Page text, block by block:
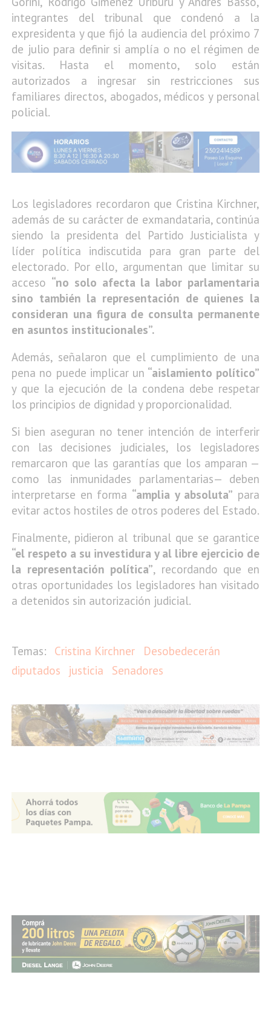
integrantes del tribunal que condenó a la
expresidenta y que fijó la audiencia del próximo 7
de julio para definir si amplía o no el régimen de
visitas. Hasta el momento, solo están
autorizados a ingresar sin restricciones sus
familiares directos, abogados, médicos y personal
policial.
Los legisladores recordaron que Cristina Kirchner,
además de su carácter de exmandataria, continúa
siendo la presidenta del Partido Justicialista y
líder política indiscutida para gran parte del
electorado. Por ello, argumentan que limitar su
acceso “no solo afecta la labor parlamentaria
sino también la representación de quienes la
consideran una figura de consulta permanente
en asuntos institucionales”.
Además, señalaron que el cumplimiento de una
pena no puede implicar un “aislamiento político”
y que la ejecución de la condena debe respetar
los principios de dignidad y proporcionalidad.
Si bien aseguran no tener intención de interferir
con las decisiones judiciales, los legisladores
remarcaron que las garantías que los amparan —
como las inmunidades parlamentarias— deben
interpretarse en forma “amplia y absoluta” para
evitar actos hostiles de otros poderes del Estado.
Finalmente, pidieron al tribunal que se garantice
“el respeto a su investidura y al libre ejercicio de
la representación política”, recordando que en
otras oportunidades los legisladores han visitado
a detenidos sin autorización judicial.
Cristina Kirchner
Desobedecerán
diputados
justicia Senadores